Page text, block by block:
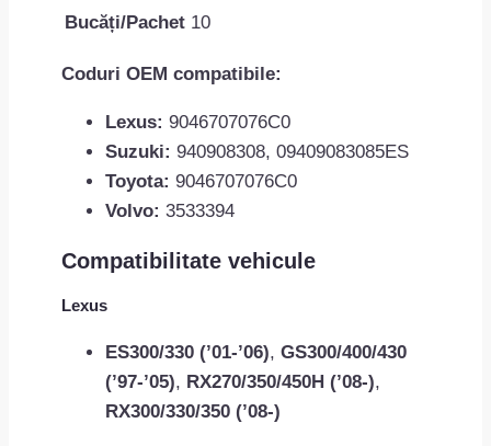
Bucăți/Pachet 10
Coduri OEM compatibile:
Lexus: 9046707076C0
Suzuki: 940908308, 09409083085ES
Toyota: 9046707076C0
Volvo: 3533394
Compatibilitate vehicule
Lexus
ES300/330 (’01-’06), GS300/400/430
(’97-’05), RX270/350/450H (’08-),
RX300/330/350 (’08-)